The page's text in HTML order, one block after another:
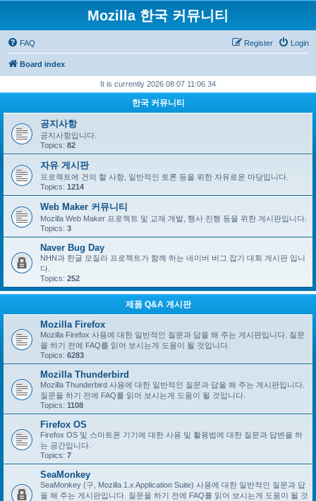
Mozilla 한국 커뮤니티
FAQ Login
Register
Board index
It is currently 2026 08 07 11:06 34
한국 커뮤니티
공지사항
공지사항입니다.
Topics: 82
자유 게시판
프로젝트에 건의 할 사항, 일반적인 토론 등을 위한 자유로운 마당입니다.
Topics: 1214
Web Maker 커뮤니티
Mozilla Web Maker 프로젝트 및 교재 개발, 행사 진행 등을 위한 게시판입니다.
Topics: 3
Naver Bug Day
NHN과 한글 모질라 프로젝트가 함께 하는 네이버 버그 잡기 대회 게시판 입니
다.
Topics: 252
제품 Q&A 게시판
Mozilla Firefox
Mozilla Firefox 사용에 대한 일반적인 질문과 답을 해 주는 게시판입니다. 질문
을 하기 전에 FAQ를 읽어 보시는게 도움이 될 것입니다.
Topics: 6283
Mozilla Thunderbird
Mozilla Thunderbird 사용에 대한 일반적인 질문과 답을 해 주는 게시판입니다.
질문을 하기 전에 FAQ를 읽어 보시는게 도움이 될 것입니다.
Topics: 1108
Firefox OS
Firefox OS 및 스마트폰 기기에 대한 사용 및 활용법에 대한 질문과 답변을 하
는 공간입니다.
Topics: 7
SeaMonkey
SeaMonkey (구, Mozilla 1.x Application Suite) 사용에 대한 일반적인 질문과 답
을 해 주는 게시판입니다. 질문을 하기 전에 FAQ를 읽어 보시는게 도움이 될 것